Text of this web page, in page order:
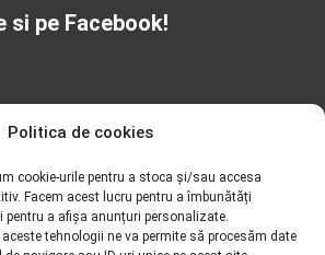
Politica de cookies
cookie-urile pentru a stoca și/sau accesa
Facem acest lucru pentru a îmbunătăți
pentru a afișa anunțuri personalizate.
tehnologii ne va permite să procesăm date
si pe Facebook!